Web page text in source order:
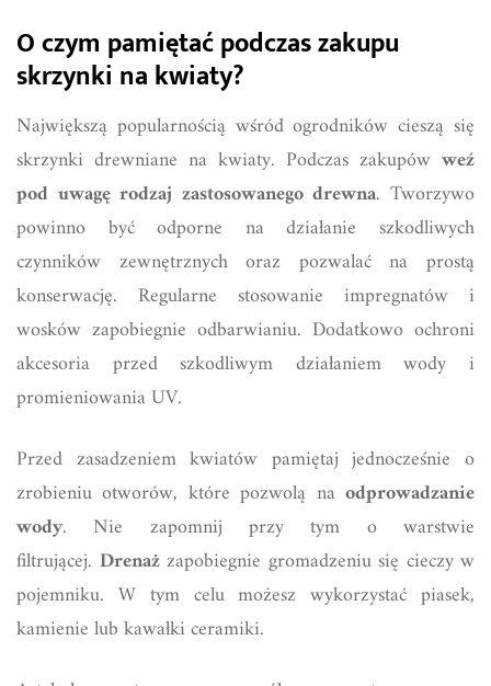
O czym pamiętać podczas zakupu
skrzynki na kwiaty?
Największą popularnością wśród ogrodników cieszą się
skrzynki drewniane na kwiaty. Podczas zakupów weź
pod uwagę rodzaj zastosowanego drewna. Tworzywo
powinno być odporne na działanie szkodliwych
czynników zewnętrznych oraz pozwalać na prostą
konserwację. Regularne stosowanie impregnatów i
wosków zapobiegnie odbarwianiu. Dodatkowo ochroni
akcesoria przed szkodliwym działaniem wody i
promieniowania UV.
Przed zasadzeniem kwiatów pamiętaj jednocześnie o
zrobieniu otworów, które pozwolą na odprowadzanie
wody. Nie zapomnij przy tym o warstwie
filtrującej. Drenażzapobiegnie gromadzeniu się cieczy w
pojemniku. W tym celu możesz wykorzystać piasek,
kamienie lub kawałki ceramiki.